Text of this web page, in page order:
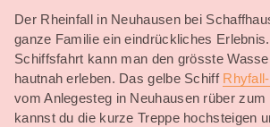
Der Rheinfall in Neuhausen bei
ganze Familie ein eindrückliches
Schiffsfahrt kann man den grösste
hautnah erleben. Das gelbe Schiff
vom Anlegesteg in Neuhausen rüber
kannst du die kurze Treppe hochsteigen